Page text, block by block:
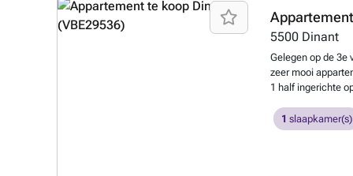
5500 Dinant
Gelegen op de 3e
zeer mooi
1 half ingerichte
berging.
Contacteer ons
1 slaapkamer(s)